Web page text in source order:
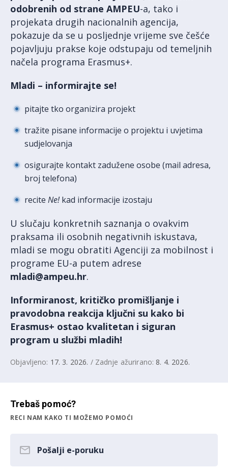
odobrenih od strane AMPEU-a, tako i
projekata drugih nacionalnih agencija,
pokazuje da se u posljednje vrijeme sve češće
pojavljuju prakse koje odstupaju od temeljnih
načela programa Erasmus+.
Mladi – informirajte se!
pitajte tko organizira projekt
tražite pisane informacije o projektu i uvjetima
sudjelovanja
osigurajte kontakt zadužene osobe (mail adresa,
broj telefona)
recite Ne!kad informacije izostaju
U slučaju konkretnih saznanja o ovakvim
praksama ili osobnih negativnih iskustava,
mladi se mogu obratiti Agenciji za mobilnost i
programe EU-a putem adrese
mladi@ampeu.hr.
Informiranost, kritičko promišljanje i
pravodobna reakcija ključni su kako bi
Erasmus+ ostao kvalitetan i siguran
program u službi mladih!
Objavljeno: 17. 3. 2026. / Zadnje ažurirano: 8. 4. 2026.
Trebaš pomoć?
RECI NAM KAKO TI MOŽEMO POMOĆI
Pošalji e-poruku